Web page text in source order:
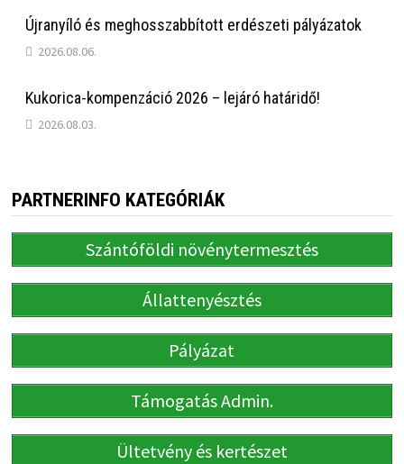
Újranyíló és meghosszabbított erdészeti pályázatok
2026.08.06.
Kukorica-kompenzáció 2026 – lejáró határidő!
2026.08.03.
PARTNERINFO KATEGÓRIÁK
Szántóföldi növénytermesztés
Állattenyésztés
Pályázat
Támogatás Admin.
Ültetvény és kertészet